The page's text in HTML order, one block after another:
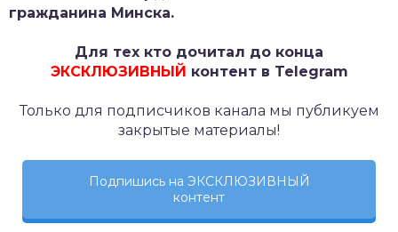
гражданина Минска.
Для тех кто дочитал до конца
ЭКСКЛЮЗИВНЫЙ контент в Telegram
Только для подписчиков канала мы публикуем
закрытые материалы!
Подпишись на ЭКСКЛЮЗИВНЫЙ
контент